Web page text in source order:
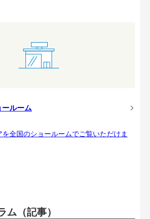
ルーム
を全国のショールームでご覧いただけま
ム（記事）